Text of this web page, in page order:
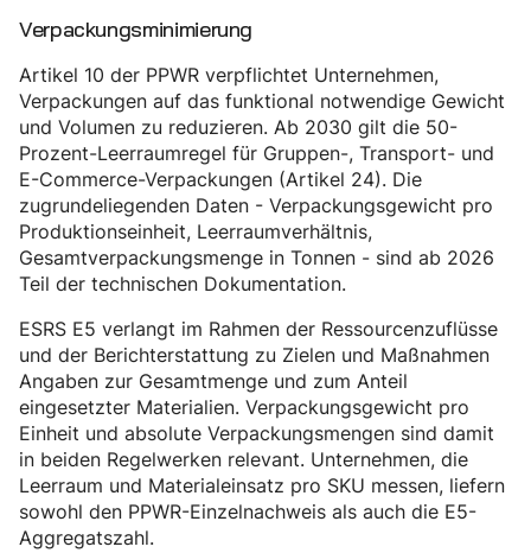
Verpackungsminimierung
Artikel 10 der PPWR verpflichtet Unternehmen,
Verpackungen auf das funktional notwendige Gewicht
und Volumen zu reduzieren. Ab 2030 gilt die 50-
Prozent-Leerraumregel für Gruppen-, Transport- und
E-Commerce-Verpackungen (Artikel 24). Die
zugrundeliegenden Daten - Verpackungsgewicht pro
Produktionseinheit, Leerraumverhältnis,
Gesamtverpackungsmenge in Tonnen - sind ab 2026
Teil der technischen Dokumentation.
ESRS E5 verlangt im Rahmen der Ressourcenzuflüsse
und der Berichterstattung zu Zielen und Maßnahmen
Angaben zur Gesamtmenge und zum Anteil
eingesetzter Materialien. Verpackungsgewicht pro
Einheit und absolute Verpackungsmengen sind damit
in beiden Regelwerken relevant. Unternehmen, die
Leerraum und Materialeinsatz pro SKU messen, liefern
sowohl den PPWR-Einzelnachweis als auch die E5-
Aggregatszahl.